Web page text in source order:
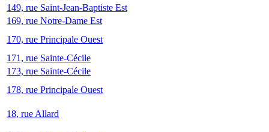
149, rue Saint-Jean-Baptiste Est
169, rue Notre-Dame Est
170, rue Principale Ouest
171, rue Sainte-Cécile
173, rue Sainte-Cécile
178, rue Principale Ouest
18, rue Allard